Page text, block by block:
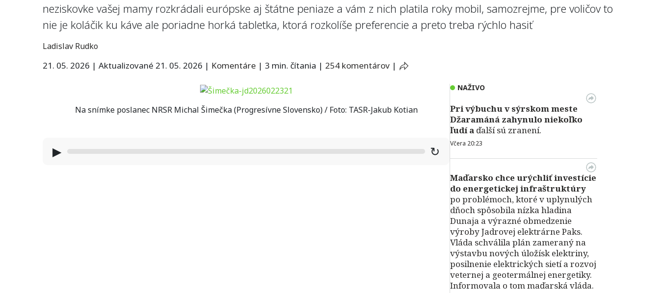
neziskovke vašej mamy rozkrádali európske aj štátne peniaze a vám z nich platila roky mobil, samozrejme, pre voličov to
nie je koláčik ku káve ale poriadne horká tabletka, ktorá rozkolíše preferencie a preto treba rýchlo hasiť
Ladislav Rudko
21. 05. 2026 | Aktualizované 21. 05. 2026 | Komentáre | 3 min. čítania | 254 komentárov |
Na snímke poslanec NRSR Michal Šimečka (Progresívne Slovensko) / Foto: TASR-Jakub Kotian
▶ ↻
NAŽIVO
Pri výbuchu v sýrskom meste
Džaramáná zahynulo niekoľko
ľudí a ďalší sú zranení.
Včera 20:23
Maďarsko chce urýchliť investície
do energetickej infraštruktúry
po problémoch, ktoré v uplynulých
dňoch spôsobila nízka hladina
Dunaja a výrazné obmedzenie
výroby Jadrovej elektrárne Paks.
Vláda schválila plán zameraný na
výstavbu nových úložísk elektriny,
posilnenie elektrických sietí a rozvoj
veternej a geotermálnej energetiky.
Informovala o tom maďarská vláda.